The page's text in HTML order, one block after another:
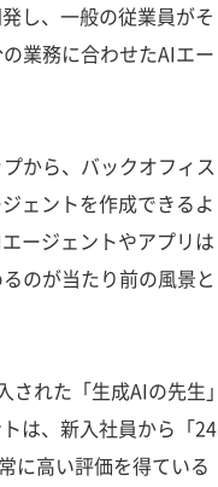
し、一般の従業員がそ
業務に合わせたAIエー
から、バックオフィス
ェントを作成できるよ
ージェントやアプリは
のが当たり前の風景と
れた「生成AIの先生」
は、新入社員から「24
に高い評価を得ている